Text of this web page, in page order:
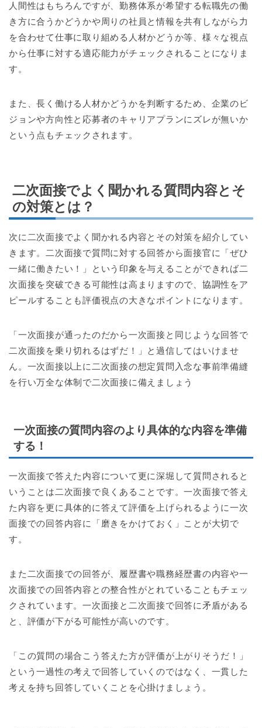
人間性はもちろんですが、勤務体系が希望する転職先の働
き方に合うかどうかや周りの社員と情報を共有しながら力
を合わせて仕事に取り組める人材かどうか等、様々な視点
から仕事に対する適応能力がチェックされることになりま
す。
また、長く働ける人材かどうかを判断するため、企業のビ
ジョンや方向性と応募者のキャリアプランにズレが無いか
という点もチェックされます。
二次面接でよく聞かれる質問内容とそ
の対策とは？
次に二次面接でよく聞かれる内容とその対策を紹介してい
きます。二次面接で質問に対する回答から面接官に「ぜひ
一緒に働きたい！」という印象を与えることができれば二
次面接を突破できる可能性は高まりますので、協調性をア
ピールすることも評価視点の大きなポイントになります。
「一次面接が通ったのだから一次面接と同じような回答で
二次面接を乗り切れるはずだ！」と過信してはいけませ
ん。一次面接以上に二次面接の想定質問入念な事前準備縫
を行い万全な体制で二次面接に備えましょう
一次面接の質問内容のより具体的な内容を準備
する！
一次面接で答えた内容について更に深堀して質問されると
いうことは二次面接で良くあることです。一次面接で答え
た内容を更に具体的に答えて評価を上げられるように一次
面接での回答内容に「磨きをかけておく」ことが大切で
す。
また二次面接での回答が、履歴書や職務経歴書の内容や一
次面接での回答内容との整合性がとれていることもチェッ
クされています。一次面接と二次面接で回答に矛盾がある
と、評価が下がる可能性が高いのです。
「この質問の場合こう答えた方が評価が上がりそうだ！」
という一過性の考えで回答していくのではなく、一貫した
考えを持ち回答していくことを心掛けましょう。